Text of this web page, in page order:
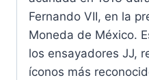
Fernando VII, en la
Moneda de México.
los ensayadores JJ,
íconos más